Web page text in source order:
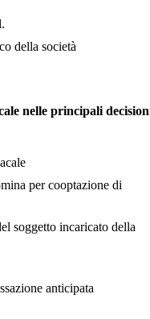
della società
nelle principali
per cooptazione di
soggetto incaricato della
anticipata